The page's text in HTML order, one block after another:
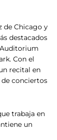
de Chicago y
destacados
Con el
recital en
de conciertos
trabaja en
un